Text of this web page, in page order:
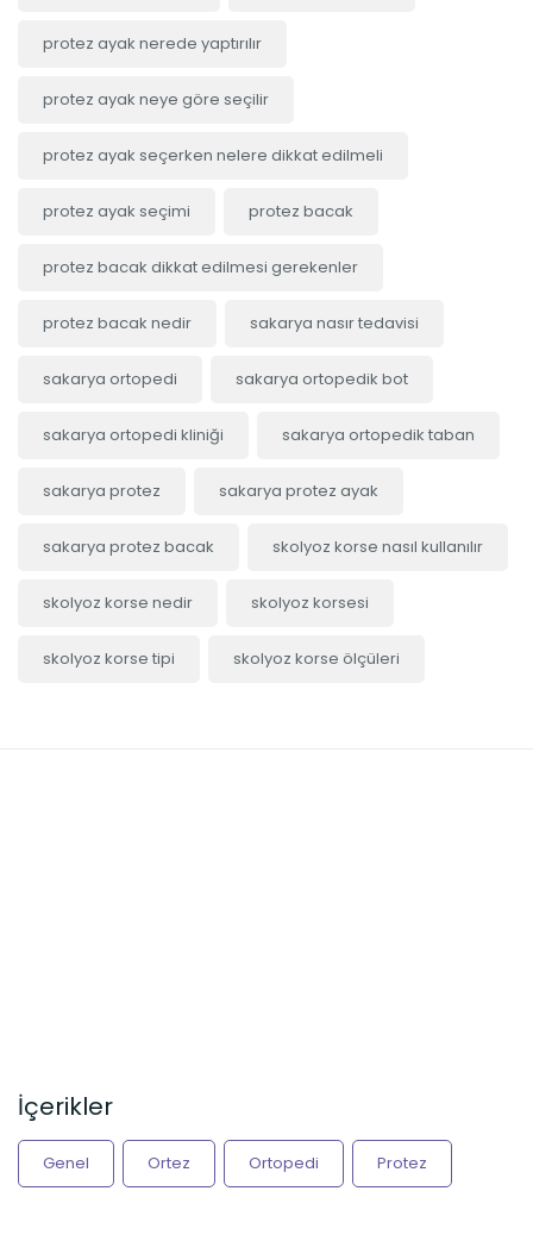
protez ayak nerede yaptırılır
protez ayak neye göre seçilir
protez ayak seçerken nelere dikkat edilmeli
protez ayak seçimi protez bacak
protez bacak dikkat edilmesi gerekenler
protez bacak nedir sakarya nasır tedavisi
sakarya ortopedi sakarya ortopedik bot
sakarya ortopedi kliniği sakarya ortopedik taban
sakarya protez sakarya protez ayak
sakarya protez bacak skolyoz korse nasıl kullanılır
skolyoz korse nedir skolyoz korsesi
skolyoz korse tipi skolyoz korse ölçüleri
İçerikler
Genel Ortez Ortopedi Protez